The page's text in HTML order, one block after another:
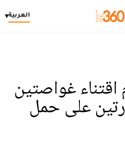
العربية▾
اقتناء غواصتين
على حمل